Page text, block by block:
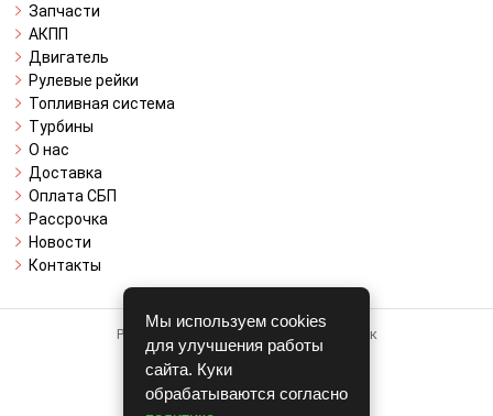
Запчасти
АКПП
Двигатель
Рулевые рейки
Топливная система
Турбины
О нас
Доставка
Оплата СБП
Рассрочка
Новости
Контакты
Работает на системе для авторазборок
CARRO.БИЗНЕС
Полная версия
Мы используем cookies
для улучшения работы
сайта. Куки
обрабатываются согласно